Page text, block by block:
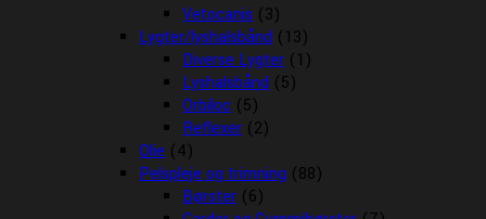
Vetocanis (3)
Lygter/lyshalsbånd (13)
Diverse Lygter (1)
Lyshalsbånd (5)
Orbiloc (5)
Reflexer (2)
Olie (4)
Pelspleje og trimning (88)
Børster (6)